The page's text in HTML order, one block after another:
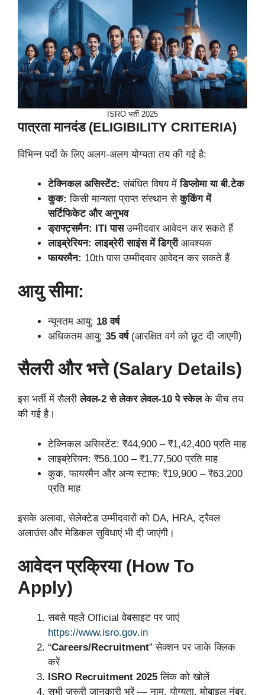
ISRO भर्ती 2025
पात्रता मानदंड (ELIGIBILITY CRITERIA)
विभिन्न पदों के लिए अलग-अलग योग्यता तय की गई है:
टेक्निकल असिस्टेंट: संबंधित विषय मेंडिप्लोमा या बी.टेक
कुक: किसी मान्यता प्राप्त संस्थान सेकुकिंग में
सर्टिफिकेट और अनुभव
ड्राफ्ट्समैन:
ITI पासउम्मीदवार आवेदन कर सकते हैं
लाइब्रेरियन: लाइब्रेरी साइंस में डिग्रीआवश्यक
फायरमैन: 10th पास उम्मीदवार आवेदन कर सकते हैं
आयु सीमा:
न्यूनतम आयु: 18 वर्ष
अधिकतम आयु: 35 वर्ष(आरक्षित वर्ग को छूट दी जाएगी)
सैलरी और भत्ते (Salary Details)
इस भर्ती में सैलरीलेवल-2 से लेकर लेवल-10 पे स्केलके बीच तय
की गई है।
टेक्निकल असिस्टेंट: ₹44,900 – ₹1,42,400 प्रति माह
लाइब्रेरियन: ₹56,100 – ₹1,77,500 प्रति माह
कुक, फायरमैन और अन्य स्टाफ: ₹19,900 – ₹63,200
प्रति माह
इसके अलावा, सेलेक्टेड उम्मीदवारों को DA, HRA, ट्रैवल
अलाउंस और मेडिकल सुविधाएं भी दी जाएंगी।
आवेदन प्रक्रिया (How To
Apply)
सबसे पहले Official वेबसाइट पर जाएं
https://www.isro.gov.in
“Careers/Recruitment” सेक्शन पर जाके क्लिक
करें
ISRO Recruitment 2025 लिंक को खोलें
सभी जरूरी जानकारी भरें — नाम, योग्यता, मोबाइल नंबर,